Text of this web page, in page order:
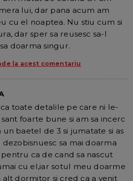
lui, dar pana acum am
cu el noaptea. Nu stiu cum si
dar sper sa reusesc sa-l
doarma singur.
la acest comentariu
toate detalile pe care ni le-
foarte bune si am sa incerc
un baetel de 3 si jumatate si as
dezobisnuesc sa mai doarma
ca de cand sa nascut
cu el,iar sotul meu doarme
alt dormitor si cred ca a venit